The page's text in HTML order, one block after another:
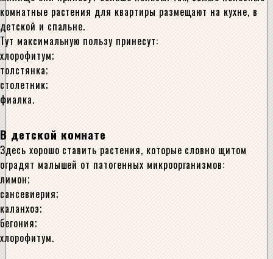
комнатные растения для квартиры размещают на кухне, в
детской и спальне.
Тут максимальную пользу принесут:
хлорофитум;
толстянка;
столетник;
фиалка.
В детской комнате
Здесь хорошо ставить растения, которые словно щитом
оградят малышей от патогенных микроорганизмов:
лимон;
сансевиерия;
каланхоэ;
бегония;
хлорофитум.